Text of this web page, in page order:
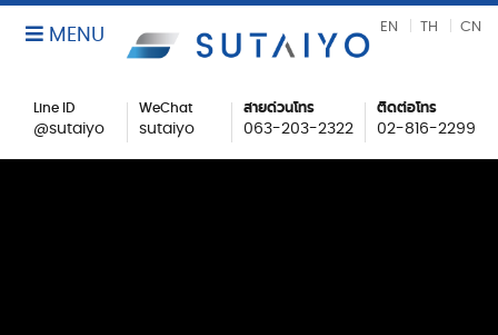
Line ID
@sutaiyo
WeChat
sutaiyo
สายด่วนโทร
063-203-2322
ติดต่อโทร
02-816-2299
MENU EN TH CN